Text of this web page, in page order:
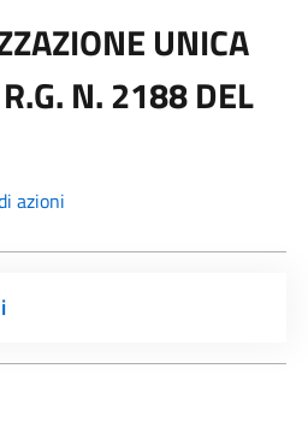
UNICA
N. 2188 DEL
azioni